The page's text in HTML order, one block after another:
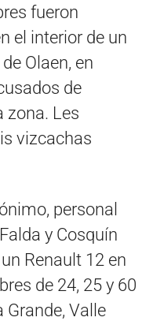
fueron
el interior de un
Olaen, en
de
zona. Les
vizcachas
personal
y Cosquín
Renault 12 en
de 24, 25 y 60
Grande, Valle